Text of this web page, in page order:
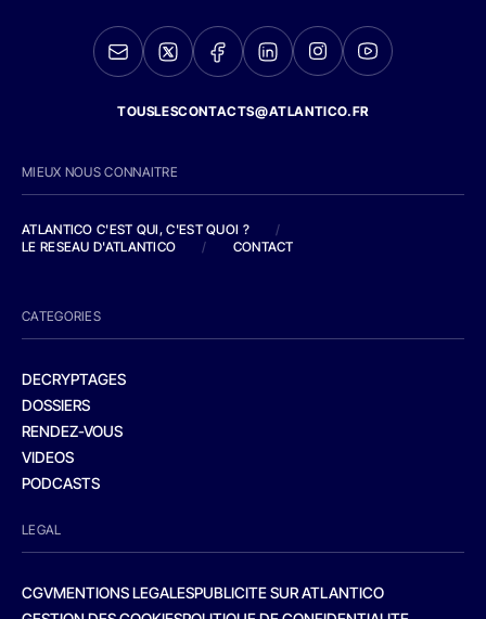
TOUSLESCONTACTS@ATLANTICO.FR
MIEUX NOUS CONNAITRE
ATLANTICO C'EST QUI, C'EST QUOI ?
/
LE RESEAU D'ATLANTICO
/ CONTACT
CATEGORIES
DECRYPTAGES
DOSSIERS
RENDEZ-VOUS
VIDEOS
PODCASTS
LEGAL
CGVMENTIONS LEGALESPUBLICITE SUR ATLANTICO